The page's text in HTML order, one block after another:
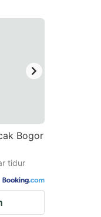
Bogor
tidur